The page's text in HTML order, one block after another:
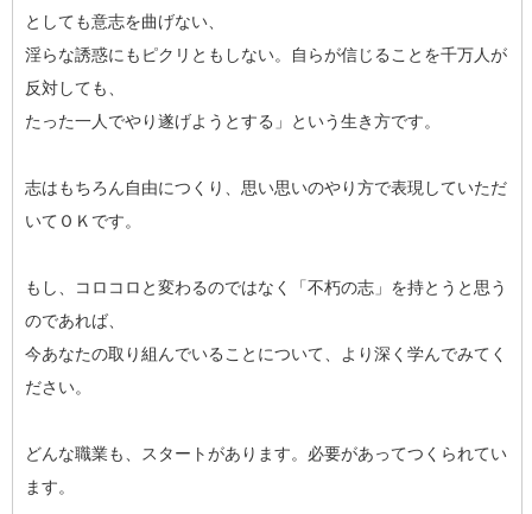
としても意志を曲げない、
淫らな誘惑にもピクリともしない。自らが信じることを千万人が
反対しても、
たった一人でやり遂げようとする」という生き方です。
志はもちろん自由につくり、思い思いのやり方で表現していただ
いてＯＫです。
もし、コロコロと変わるのではなく「不朽の志」を持とうと思う
のであれば、
今あなたの取り組んでいることについて、より深く学んでみてく
ださい。
どんな職業も、スタートがあります。必要があってつくられてい
ます。